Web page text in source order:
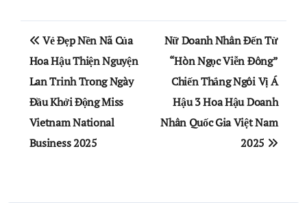
Điều
hướng
bài
viết
Vẻ Đẹp Nền Nã Của
Hoa Hậu Thiện Nguyện
Lan Trinh Trong Ngày
Đầu Khởi Động Miss
Vietnam National
Business 2025
Nữ Doanh Nhân Đến Từ
“Hòn Ngọc Viễn Đông”
Chiến Thắng Ngôi Vị Á
Hậu 3 Hoa Hậu Doanh
Nhân Quốc Gia Việt Nam
2025